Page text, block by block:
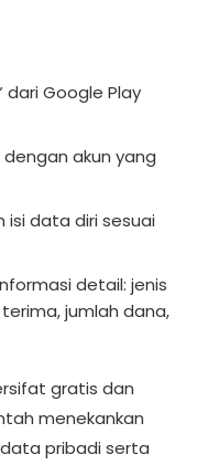
dari Google Play
akun yang
isi data diri sesuai
detail: jenis
jumlah dana,
gratis dan
menekankan
pribadi serta